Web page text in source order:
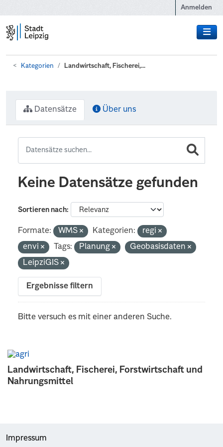
Anmelden
Kategorien Landwirtschaft, Fischerei,...
Landwirtschaft, Fischerei, Forstwirtschaft und
Nahrungsmittel
Datensätze Über uns
Keine Datensätze gefunden
Sortieren nach
Formate: WMS Kategorien:
regi
envi
Tags: Planung
Geobasisdaten
LeipziGIS
Ergebnisse filtern
Bitte versuch es mit einer anderen Suche.
Impressum